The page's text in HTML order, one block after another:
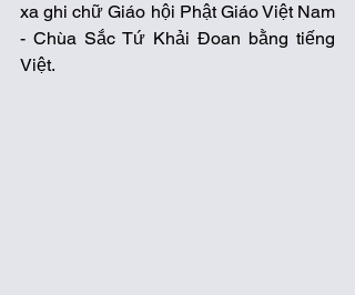
xa ghi chữ Giáo hội Phật Giáo Việt Nam
- Chùa Sắc Tứ Khải Đoan bằng tiếng
Việt.